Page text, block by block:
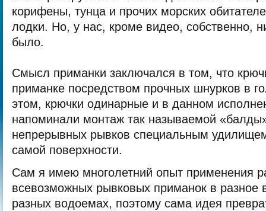
корифены, тунца и прочих морских
лодки. Но, у нас, кроме видео, собственно,
было.
Смысл приманки заключался в том, что
приманке посредством прочных шнурков в
этом, крючки одинарные и в данном
напоминали монтаж так называемой
непрерывных рывков специальным
самой поверхности.
Сам я имею многолетний опыт применения
всевозможных рывковых приманок в разное
разных водоемах, поэтому сама идея